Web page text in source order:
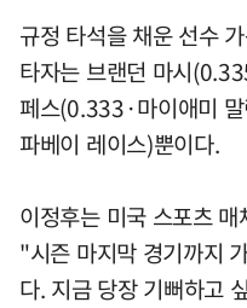
규정 타석을 채운 선수
타자는 브랜던 마시
페스(0.333·마이애미
파베이 레이스)뿐이다.
이정후는 미국 스포츠
"시즌 마지막 경기까지
다. 지금 당장 기뻐하고